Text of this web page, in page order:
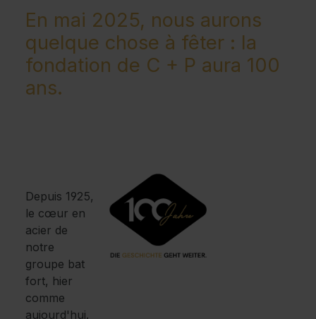
En mai 2025, nous aurons
quelque chose à fêter : la
fondation de C + P aura 100
ans.
Depuis 1925,
le cœur en
acier de
notre
groupe bat
fort, hier
comme
aujourd'hui.